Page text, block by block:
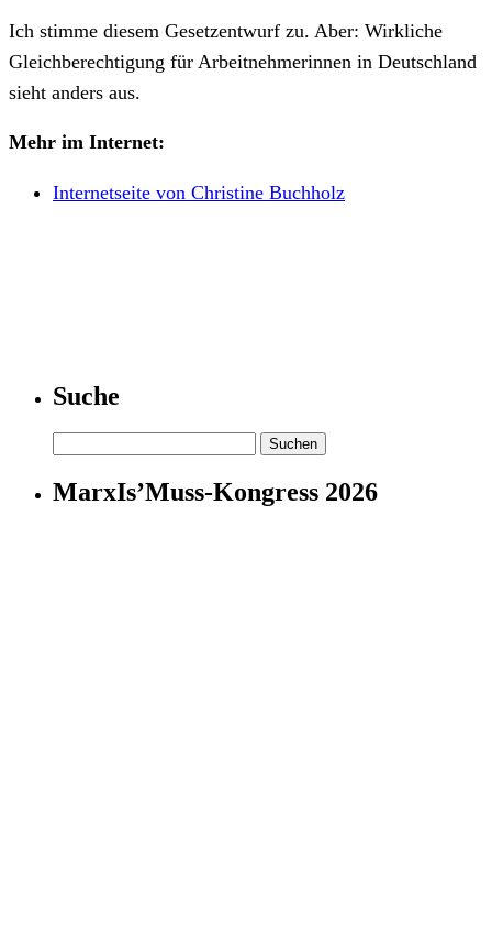
Ich stimme diesem Gesetzentwurf zu. Aber: Wirkliche
Gleichberechtigung für Arbeitnehmerinnen in Deutschland
sieht anders aus.
Mehr im Internet:
Internetseite von Christine Buchholz
Suche
nach:
MarxIs’Muss-Kongress 2026